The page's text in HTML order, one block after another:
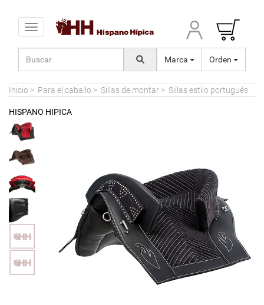
Toggle navigation
Marca Orden
Inicio > Para el caballo > Sillas de montar > Sillas estilo portugués
HISPANO HIPICA